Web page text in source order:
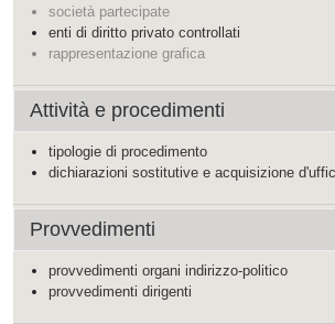
società partecipate
enti di diritto privato controllati
rappresentazione grafica
Attività e procedimenti
tipologie di procedimento
dichiarazioni sostitutive e acquisizione
Provvedimenti
provvedimenti organi indirizzo-politico
provvedimenti dirigenti